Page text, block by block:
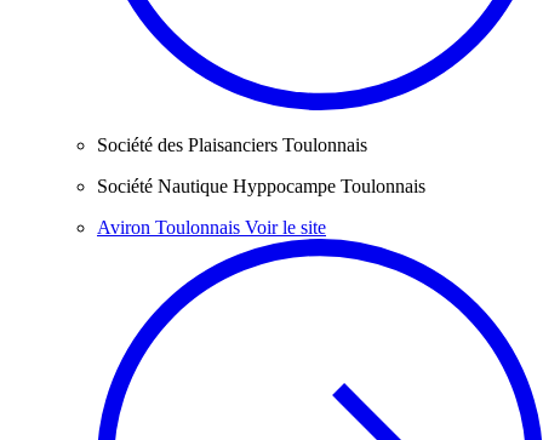
Société des Plaisanciers Toulonnais
Société Nautique Hyppocampe Toulonnais
Aviron Toulonnais Voir le site